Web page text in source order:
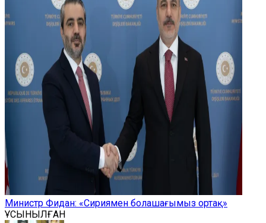
Министр Фидан: «Сириямен болашағымыз ортақ»
ҰСЫНЫЛҒАН